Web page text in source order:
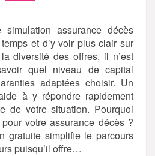
assurance décès
et d’y voir plus clair sur
diversité des offres, il n’est
quel niveau de capital
adaptées choisir. Un
à y répondre rapidement
de votre situation. Pourquoi
votre assurance décès ?
gratuite simplifie le parcours
puisqu’il offre…